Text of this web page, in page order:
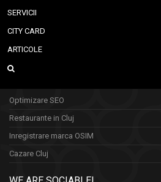
SERVICII
CITY CARD
ARTICOLE
Optimizare SEO
Restaurante in Cluj
Inregistrare marca OSIM
Cazare Cluj